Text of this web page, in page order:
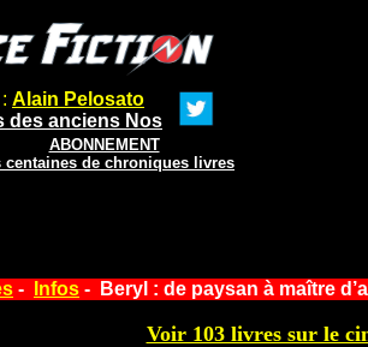
Alain Pelosato
des anciens Nos
ABONNEMENT
centaines de chroniques livres
- Infos - Beryl : de paysan à maître
Voir 103 livres sur le